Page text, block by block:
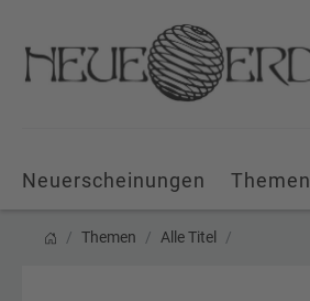
Neuerscheinungen Themen
Themen Alle Titel